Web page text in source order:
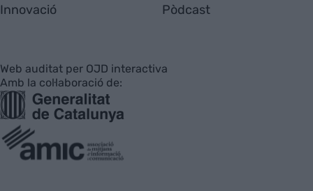
Innovació Pòdcast
Web auditat per OJD interactiva
Amb la col·laboració de: